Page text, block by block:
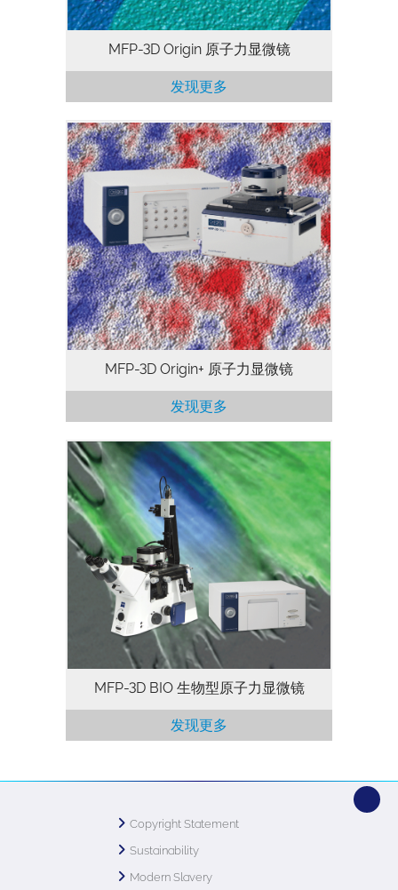
MFP-3D Origin 原子力显微镜
发现更多
AsylumResearch MFP-3D Origin+ 原子力
显微镜是一款性能稳定，功能多样，扩展性
强的原子力显微镜。它也是一款科研级的
AFM，可用于多种研究领域。其核心性能
与MFP-3D Origin相同，另外还支持多种
MFP-3D专属配件。
MFP-3D Origin+ 原子力显微镜
发现更多
Asylum Research MFP-3D-BIO 融合了原
子力显微镜和光学显微镜的功能，是生物科
学研究的理想仪器。它是一款具有高成像分
辨率、力测量性能和多功能性的生物版原子
力显微镜。此外，它还能够与全系列的技术
相集成。上述优势，使MFP-3D-BIO成为更
适用于科研工作的一款原子力显微镜。
MFP-3D BIO 生物型原子力显微镜
发现更多
Copyright Statement
Sustainability
Modern Slavery